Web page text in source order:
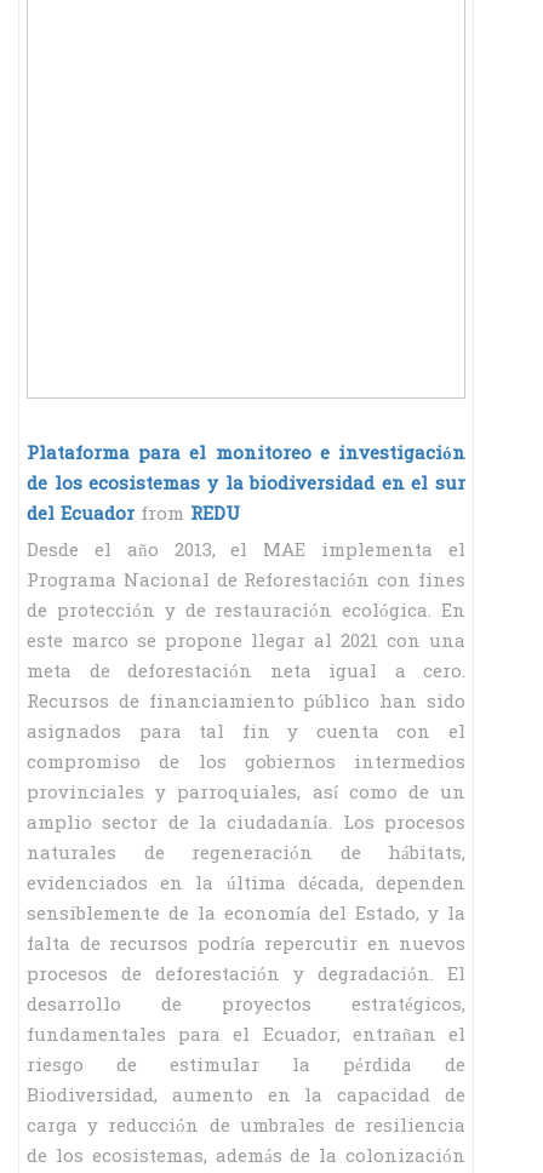
Plataforma para el monitoreo e investigación
de los ecosistemas y la biodiversidad en el sur
del Ecuador from REDU
Desde el año 2013, el MAE implementa el
Programa Nacional de Reforestación con fines
de protección y de restauración ecológica. En
este marco se propone llegar al 2021 con una
meta de deforestación neta igual a cero.
Recursos de financiamiento público han sido
asignados para tal fin y cuenta con el
compromiso de los gobiernos intermedios
provinciales y parroquiales, así como de un
amplio sector de la ciudadanía. Los procesos
naturales de regeneración de hábitats,
evidenciados en la última década, dependen
sensiblemente de la economía del Estado, y la
falta de recursos podría repercutir en nuevos
procesos de deforestación y degradación. El
desarrollo de proyectos estratégicos,
fundamentales para el Ecuador, entrañan el
riesgo de estimular la pérdida de
Biodiversidad, aumento en la capacidad de
carga y reducción de umbrales de resiliencia
de los ecosistemas, además de la colonización